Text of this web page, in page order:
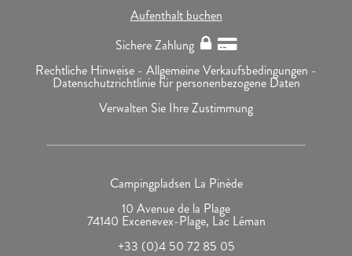
Aufenthalt buchen
Sichere Zahlung
Rechtliche Hinweise - Allgemeine Verkaufsbedingungen -
Datenschutzrichtlinie für personenbezogene Daten
Verwalten Sie Ihre Zustimmung
Campingpladsen La Pinède
10 Avenue de la Plage
74140 Excenevex-Plage, Lac Léman
+33 (0)4 50 72 85 05